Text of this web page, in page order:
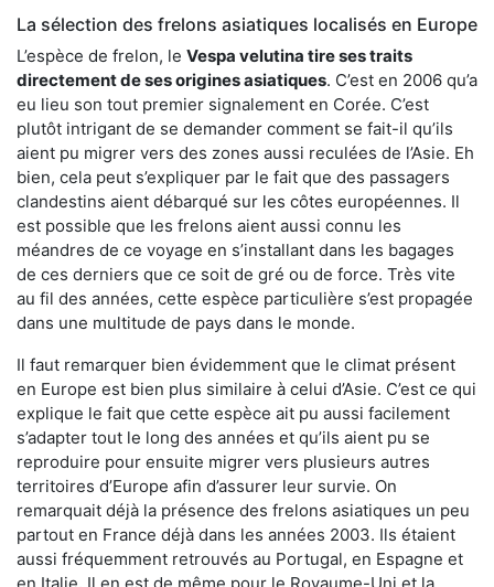
La sélection des frelons asiatiques localisés en Europe
L’espèce de frelon, le Vespa velutina tire ses traits
directement de ses origines asiatiques. C’est en 2006 qu’a
eu lieu son tout premier signalement en Corée. C’est
plutôt intrigant de se demander comment se fait-il qu’ils
aient pu migrer vers des zones aussi reculées de l’Asie. Eh
bien, cela peut s’expliquer par le fait que des passagers
clandestins aient débarqué sur les côtes européennes. Il
est possible que les frelons aient aussi connu les
méandres de ce voyage en s’installant dans les bagages
de ces derniers que ce soit de gré ou de force. Très vite
au fil des années, cette espèce particulière s’est propagée
dans une multitude de pays dans le monde.
Il faut remarquer bien évidemment que le climat présent
en Europe est bien plus similaire à celui d’Asie. C’est ce qui
explique le fait que cette espèce ait pu aussi facilement
s’adapter tout le long des années et qu’ils aient pu se
reproduire pour ensuite migrer vers plusieurs autres
territoires d’Europe afin d’assurer leur survie. On
remarquait déjà la présence des frelons asiatiques un peu
partout en France déjà dans les années 2003. Ils étaient
aussi fréquemment retrouvés au Portugal, en Espagne et
en Italie. Il en est de même pour le Royaume-Uni et la